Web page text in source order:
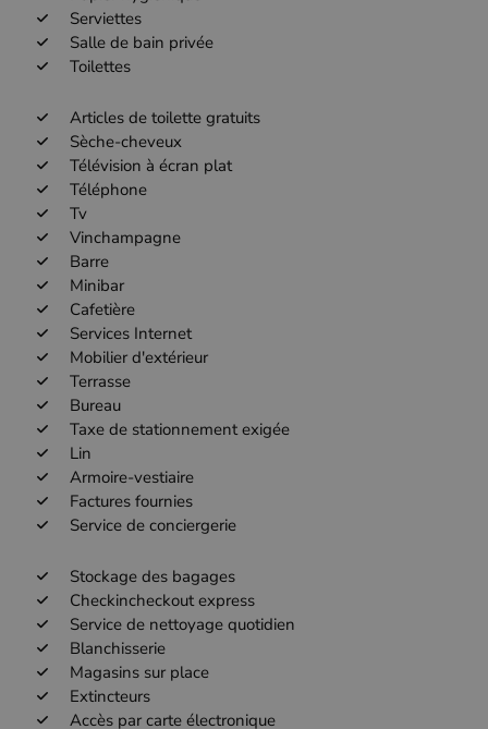
Serviettes
Salle de bain privée
Toilettes
Articles de toilette gratuits
Sèche-cheveux
Télévision à écran plat
Téléphone
Tv
Vinchampagne
Barre
Minibar
Cafetière
Services Internet
Mobilier d'extérieur
Terrasse
Bureau
Taxe de stationnement exigée
Lin
Armoire-vestiaire
Factures fournies
Service de conciergerie
Stockage des bagages
Checkincheckout express
Service de nettoyage quotidien
Blanchisserie
Magasins sur place
Extincteurs
Accès par carte électronique